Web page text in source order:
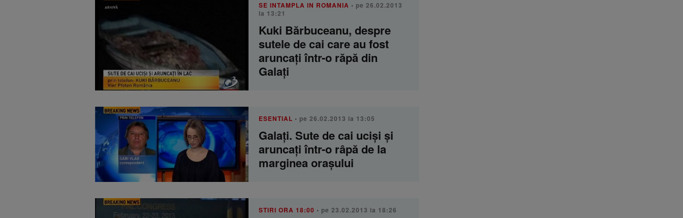
SE INTAMPLA IN ROMANIA • pe 26.02.2013
la 13:21
Kuki Bărbuceanu, despre
sutele de cai care au fost
aruncați într-o răpă din
Galați
ESENTIAL • pe 26.02.2013 la 13:05
Galați. Sute de cai uciși și
aruncați într-o râpă de la
marginea orașului
STIRI ORA 18:00 • pe 23.02.2013 la 18:26